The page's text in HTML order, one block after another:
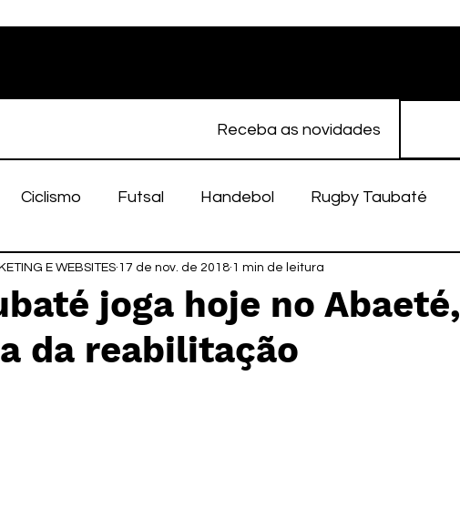
Receba as novidades
Ciclismo Futsal Handebol Rugby Taubaté
Feminino Atletismo EC Taubaté
Taubaté Fut7 Rugby
joga hoje no Abaeté,
da reabilitação
E WEBSITES 17 de nov. de 2018 1 min de leitura